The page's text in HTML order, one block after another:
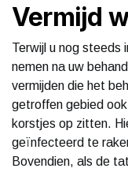
Vermijd
Terwijl u nog steeds
nemen na uw
vermijden die het
getroffen gebied
korstjes op zitten.
geïnfecteerd te
Bovendien, als de